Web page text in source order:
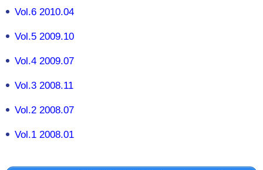
Vol.6 2010.04
Vol.5 2009.10
Vol.4 2009.07
Vol.3 2008.11
Vol.2 2008.07
Vol.1 2008.01